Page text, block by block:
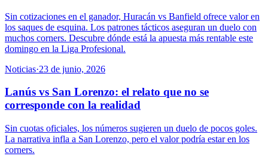
Sin cotizaciones en el ganador, Huracán vs Banfield ofrece valor en
los saques de esquina. Los patrones tácticos aseguran un duelo con
muchos corners. Descubre dónde está la apuesta más rentable este
domingo en la Liga Profesional.
Noticias·23 de junio, 2026
Lanús vs San Lorenzo: el relato que no se
corresponde con la realidad
Sin cuotas oficiales, los números sugieren un duelo de pocos goles.
La narrativa infla a San Lorenzo, pero el valor podría estar en los
corners.